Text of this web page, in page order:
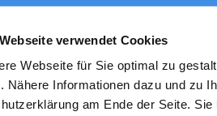
verwendet Cookies
Webseite für Sie optimal zu
Nähere Informationen dazu und zu
am Ende der Seite.
AGB Export-News